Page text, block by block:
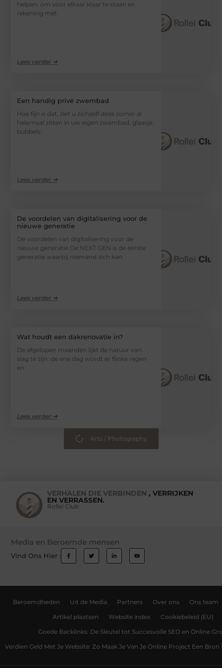
helpen, om voor elkaar klaar te staan en
rekening met
Lees verder ➜
Een handig privé zwembad
Hoe fijn is dat, ziet u zichzelf deze zomer al
helemaal zitten in uw eigen zwembad, glaasje
bubbels
Lees verder ➜
De voordelen van digitalisering voor de
nieuwe generatie
De voordelen van digitalisering voor de
nieuwe generatie De NEXT GEN is de eerste
generatie waarbij niemand zich kan
Lees verder ➜
Wat houdt een dakrenovatie in?
De afgelopen maanden lijkt de natuur van
slag te zijn: de ene dag wordt er flinke regen
en
Lees verder ➜
Arts / Photography
VERHALEN DIE VERBINDEN , VERRIJKEN
EN VERRASSEN.
Rollei Club
Media en Beroemde mensen
Vind Ons Hier :
Beroemdheden Uit de Media Partners Over ons Ons team
Artikel plaatsen Website index Cookiebeleid (EU)
Goede Backlinks: De Sleutel tot Succesvolle SEO en Online
Verdien Geld Met Je Website: Zo Maak Je Van Je Online Project Een